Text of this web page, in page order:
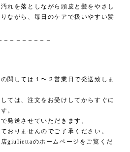
れを落としながら頭皮と髪をやさし
ながら、毎日のケアで扱いやすい髪
関しては１〜２営業日で発送致しま
ては、注文をお受けしてからすぐに
。
発送させていただきます。
おりませんのでご了承ください。
giuliettaのホームページをご覧くだ